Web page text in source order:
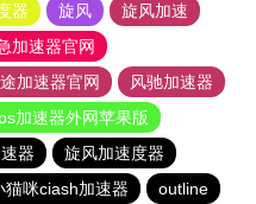
器 旋风
旋风加速
加速器官网
加速器官网
风驰加速器
加速器外网苹果版
器
旋风加速度器
猫咪ciash加速器
outline